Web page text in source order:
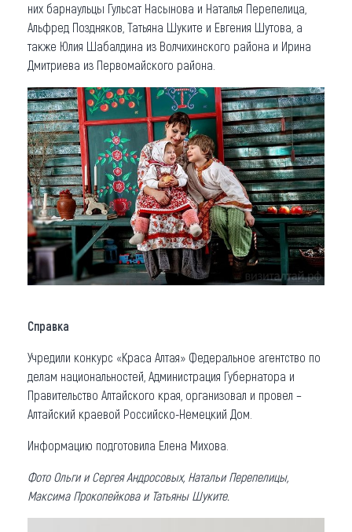
них барнаульцы Гульсат Насынова и Наталья Перепелица,
Альфред Поздняков, Татьяна Шуките и Евгения Шутова, а
также Юлия Шабалдина из Волчихинского района и Ирина
Дмитриева из Первомайского района.
Справка
Учредили конкурс «Краса Алтая» Федеральное агентство по
делам национальностей, Администрация Губернатора и
Правительство Алтайского края, организовал и провел –
Алтайский краевой Российско-Немецкий Дом.
Информацию подготовила Елена Михова.
Фото Ольги и Сергея Андросовых, Натальи Перепелицы,
Максима Прокопейкова и Татьяны Шуките.